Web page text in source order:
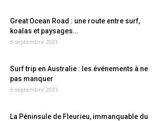
Great Ocean Road : une route entre surf,
koalas et paysages...
5 septembre 2023
Surf trip en Australie : les événements à ne
pas manquer
5 septembre 2023
La Péninsule de Fleurieu, immanquable du